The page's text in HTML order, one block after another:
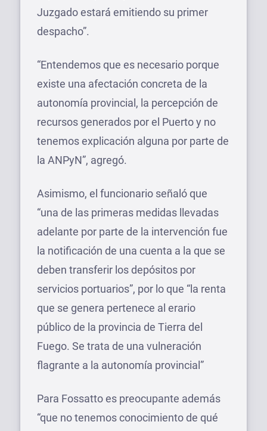
Juzgado estará emitiendo su primer
despacho”.
“Entendemos que es necesario porque
existe una afectación concreta de la
autonomía provincial, la percepción de
recursos generados por el Puerto y no
tenemos explicación alguna por parte de
la ANPyN”, agregó.
Asimismo, el funcionario señaló que
“una de las primeras medidas llevadas
adelante por parte de la intervención fue
la notificación de una cuenta a la que se
deben transferir los depósitos por
servicios portuarios”, por lo que “la renta
que se genera pertenece al erario
público de la provincia de Tierra del
Fuego. Se trata de una vulneración
flagrante a la autonomía provincial”
Para Fossatto es preocupante además
“que no tenemos conocimiento de qué